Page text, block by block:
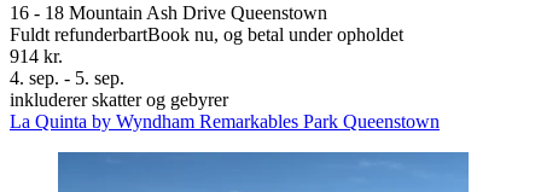
16 - 18 Mountain Ash Drive Queenstown
Fuldt refunderbartBook nu, og betal under opholdet
914 kr.
4. sep. - 5. sep.
inkluderer skatter og gebyrer
La Quinta by Wyndham Remarkables Park Queenstown